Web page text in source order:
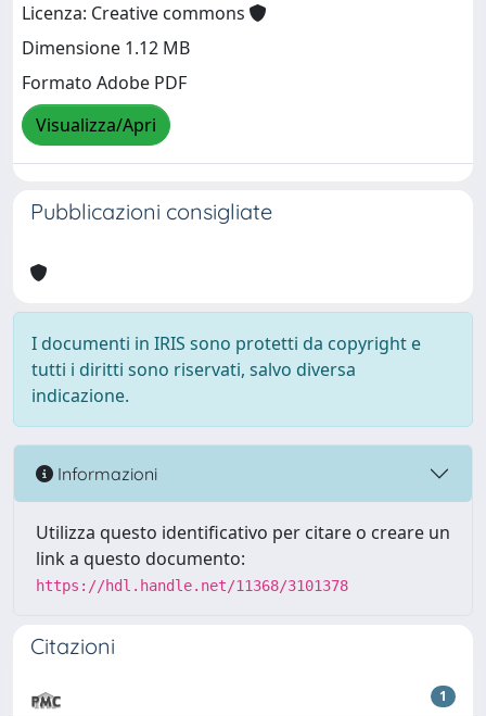
Licenza: Creative commons
Dimensione 1.12 MB
Formato Adobe PDF
Visualizza/Apri
Pubblicazioni consigliate
I documenti in IRIS sono protetti da copyright e
tutti i diritti sono riservati, salvo diversa
indicazione.
Informazioni
Utilizza questo identificativo per citare o creare un
link a questo documento:
https://hdl.handle.net/11368/3101378
Citazioni
1